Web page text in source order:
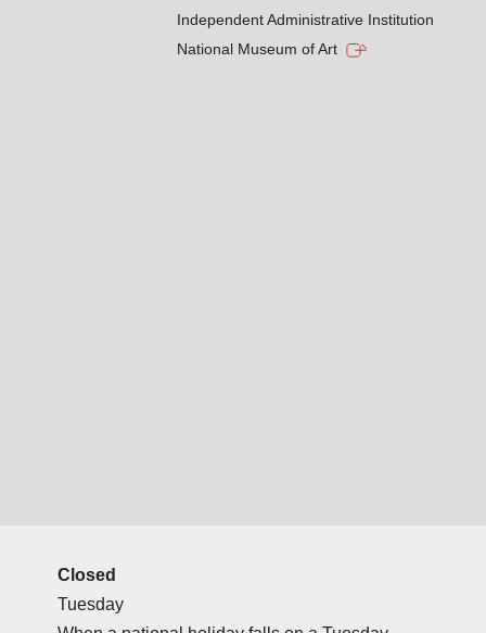
Independent Administrative Institution
National Museum of Art
Closed
Tuesday